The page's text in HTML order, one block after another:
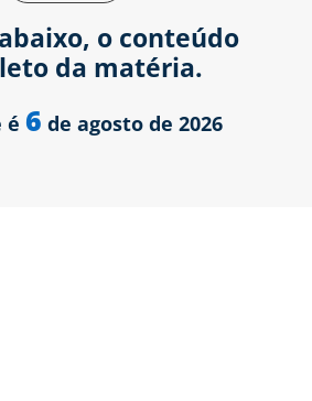
o conteúdo
da matéria.
é 6 de agosto de 2026